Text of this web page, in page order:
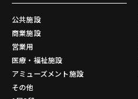
公共施設
商業施設
営業用
医療・福祉施設
アミューズメント施設
その他